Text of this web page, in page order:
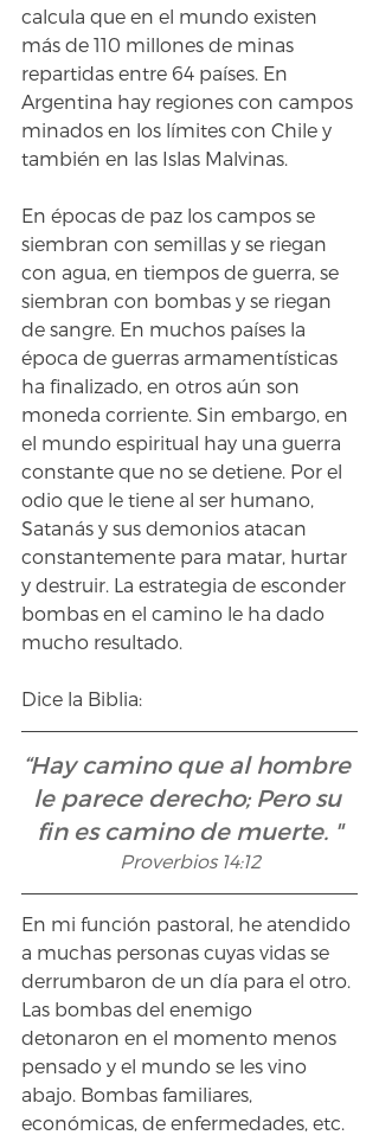
calcula que en el mundo existen
más de 110 millones de minas
repartidas entre 64 países. En
Argentina hay regiones con campos
minados en los límites con Chile y
también en las Islas Malvinas.
En épocas de paz los campos se
siembran con semillas y se riegan
con agua, en tiempos de guerra, se
siembran con bombas y se riegan
de sangre. En muchos países la
época de guerras armamentísticas
ha finalizado, en otros aún son
moneda corriente. Sin embargo, en
el mundo espiritual hay una guerra
constante que no se detiene. Por el
odio que le tiene al ser humano,
Satanás y sus demonios atacan
constantemente para matar, hurtar
y destruir. La estrategia de esconder
bombas en el camino le ha dado
mucho resultado.
Dice la Biblia:
“Hay camino que al hombre
le parece derecho; Pero su
fin es camino de muerte. "
Proverbios 14:12
En mi función pastoral, he atendido
a muchas personas cuyas vidas se
derrumbaron de un día para el otro.
Las bombas del enemigo
detonaron en el momento menos
pensado y el mundo se les vino
abajo. Bombas familiares,
económicas, de enfermedades, etc.